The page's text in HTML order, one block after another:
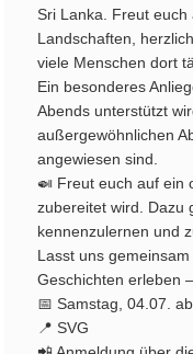
Sri Lanka. Freut
Landschaften,
viele Menschen dort
Ein besonderes
Abends unterstützt
außergewöhnlichen
angewiesen sind.
🍛 Freut euch auf ein
zubereitet wird. Dazu
kennenzulernen und
Lasst uns
Geschichten erleben
📅 Samstag, 04.07.
📍 SVG